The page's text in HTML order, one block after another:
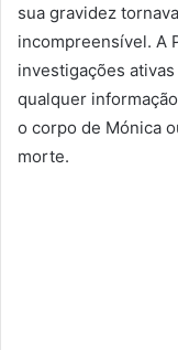
sua gravidez
incompreensível. A
investigações
qualquer
o corpo de Mónica
morte.